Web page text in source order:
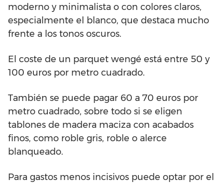
moderno y minimalista o con colores claros,
especialmente el blanco, que destaca mucho
frente a los tonos oscuros.
El coste de un parquet wengé está entre 50 y
100 euros por metro cuadrado.
También se puede pagar 60 a 70 euros por
metro cuadrado, sobre todo si se eligen
tablones de madera maciza con acabados
finos, como roble gris, roble o alerce
blanqueado.
Para gastos menos incisivos puede optar por el